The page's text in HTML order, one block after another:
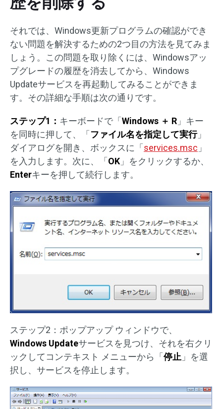
それでは、Windows更新プログラムの確認ができ
ない問題を解決するための2つ目の方法を見てみま
しょう。この問題を取り除くには、Windowsアッ
プグレードの履歴を消去してから、Windows
Updateサービスを再起動してみることができま
す。その詳細な手順は次の通りです。
ステップ1： キーボードで「 Windows ＋ R 」キー
を同時に押して、「 ファイル名を指定して実行」
ダイアログを開き、ボックスに「 services.msc 」
を入力します。次に、「 OK 」をクリックするか、
Enterキーを押して続行します。
ステップ2：ポップアップ ウィンドウで、
Windows Updateサービスを見つけ、それを右クリ
ックしてコンテキスト メニューから「 停止 」を選
択し、サービスを停止します。